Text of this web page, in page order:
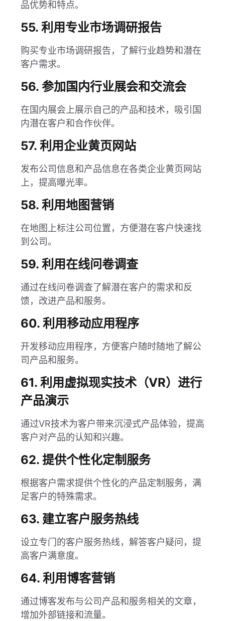
品优势和特点。
55. 利用专业市场调研报告
购买专业市场调研报告，了解行业趋势和潜在
客户需求。
56. 参加国内行业展会和交流会
在国内展会上展示自己的产品和技术，吸引国
内潜在客户和合作伙伴。
57. 利用企业黄页网站
发布公司信息和产品信息在各类企业黄页网站
上，提高曝光率。
58. 利用地图营销
在地图上标注公司位置，方便潜在客户快速找
到公司。
59. 利用在线问卷调查
通过在线问卷调查了解潜在客户的需求和反
馈，改进产品和服务。
60. 利用移动应用程序
开发移动应用程序，方便客户随时随地了解公
司产品和服务。
61. 利用虚拟现实技术（VR）进行
产品演示
通过VR技术为客户带来沉浸式产品体验，提高
客户对产品的认知和兴趣。
62. 提供个性化定制服务
根据客户需求提供个性化的产品定制服务，满
足客户的特殊需求。
63. 建立客户服务热线
设立专门的客户服务热线，解答客户疑问，提
高客户满意度。
64. 利用博客营销
通过博客发布与公司产品和服务相关的文章，
增加外部链接和流量。